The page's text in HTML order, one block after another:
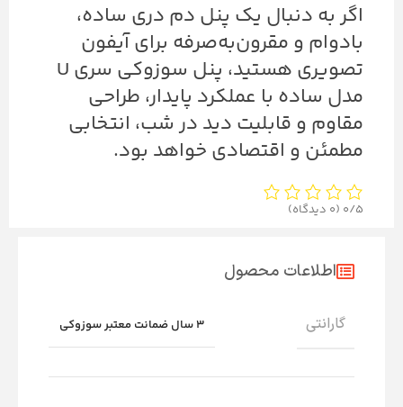
اگر به دنبال یک پنل دم دری ساده،
بادوام و مقرون‌به‌صرفه برای آیفون
تصویری هستید، پنل سوزوکی سری U
مدل ساده با عملکرد پایدار، طراحی
مقاوم و قابلیت دید در شب، انتخابی
مطمئن و اقتصادی خواهد بود.
0/5 (0 دیدگاه)
اطلاعات محصول
گارانتی 3 سال ضمانت معتبر سوزوکی